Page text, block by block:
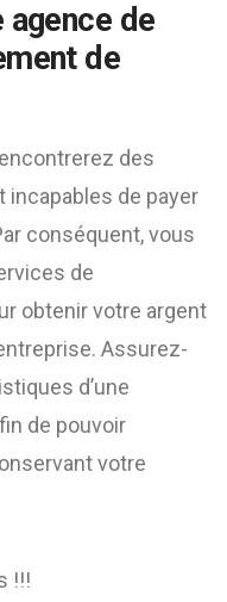
agence de
de
des
de payer
conséquent, vous
de
obtenir votre argent
Assurez-
d’une
de pouvoir
votre
!!!